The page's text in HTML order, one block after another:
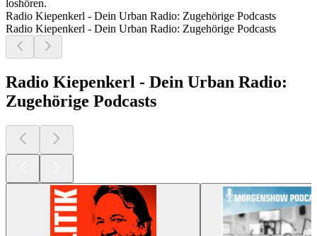
loshören.
Radio Kiepenkerl - Dein Urban Radio: Zugehörige Podcasts
Radio Kiepenkerl - Dein Urban Radio: Zugehörige Podcasts
Radio Kiepenkerl - Dein Urban Radio:
Zugehörige Podcasts